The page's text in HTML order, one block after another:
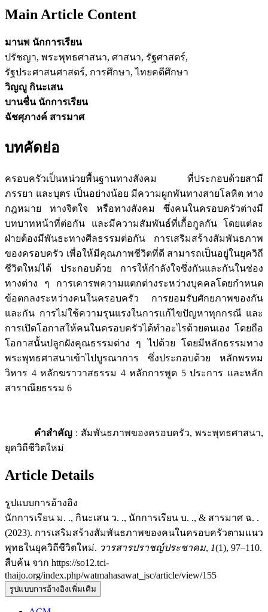
Main Article Content
มานพ นักการเรียน
ปรัชญา, พระพุทธศาสนา, ศาสนา, รัฐศาสตร์,
รัฐประศาสนศาสตร์, การศึกษา, ไทยคดีศึกษา
วิญญู กินะเสน
บานชื่น นักการเรียน
ฉัชศุภางค์ สารมาศ
บทคัดย่อ
ครอบครัวเป็นหน่วยพื้นฐานทางสังคม ที่ประกอบด้วยสามี
ภรรยา และบุตร เป็นอย่างน้อย มีความผูกพันทางสายโลหิต ทาง
กฎหมาย ทางจิตใจ หรือทางสังคม ซึ่งคนในครอบครัวต่างมี
บทบาทหน้าที่ต่อกัน และมีความสัมพันธ์ที่เกื้อกูลกัน โดยแต่ละ
ฝ่ายต้องมีพันธะทางศีลธรรมต่อกัน การเสริมสร้างสัมพันธภาพ
ของครอบครัว เพื่อให้มีคุณภาพชีวิตที่ดี สามารถเป็นอยู่ในยุควิถี
ชีวิตใหม่ได้ ประกอบด้วย การให้กำลังใจซึ่งกันและกันในช่อง
ทางต่าง ๆ การเคารพความแตกต่างระหว่างบุคคลโดยกำหนด
ข้อตกลงระหว่างคนในครอบครัว การยอมรับศักยภาพของกัน
และกัน การไม่ใช้ความรุนแรงในการแก้ไขปัญหาทุกกรณี และ
การเปิดโอกาสให้คนในครอบครัวได้ทำอะไรด้วยตนเอง โดยถือ
โอกาสนั้นปลูกฝังคุณธรรมต่าง ๆ ไปด้วย โดยมีหลักธรรมทาง
พระพุทธศาสนาเข้าไปบูรณาการ ซึ่งประกอบด้วย หลักพรหม
วิหาร 4 หลักฆราวาสธรรม 4 หลักการพูด 5 ประการ และหลัก
สาราณียธรรม 6
คำสำคัญ : สัมพันธภาพของครอบครัว, พระพุทธศาสนา,
ยุควิถีชีวิตใหม่
Article Details
รูปแบบการอ้างอิง
นักการเรียน ม. ., กินะเสน ว. ., นักการเรียน บ. ., & สารมาศ ฉ. .
(2023). การเสริมสร้างสัมพันธภาพของคนในครอบครัวตามแนว
พุทธในยุควิถีชีวิตใหม่. วารสารปราชญ์ประชาคม, 1(1), 97–110.
สืบค้น จาก https://so12.tci-
thaijo.org/index.php/watmahasawat_jsc/article/view/155
รูปแบบการอ้างอิงเพิ่มเติม